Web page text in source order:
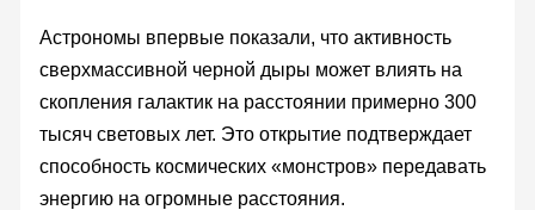
Астрономы впервые показали, что активность
сверхмассивной черной дыры может влиять на
скопления галактик на расстоянии примерно 300
тысяч световых лет. Это открытие подтверждает
способность космических «монстров» передавать
энергию на огромные расстояния.